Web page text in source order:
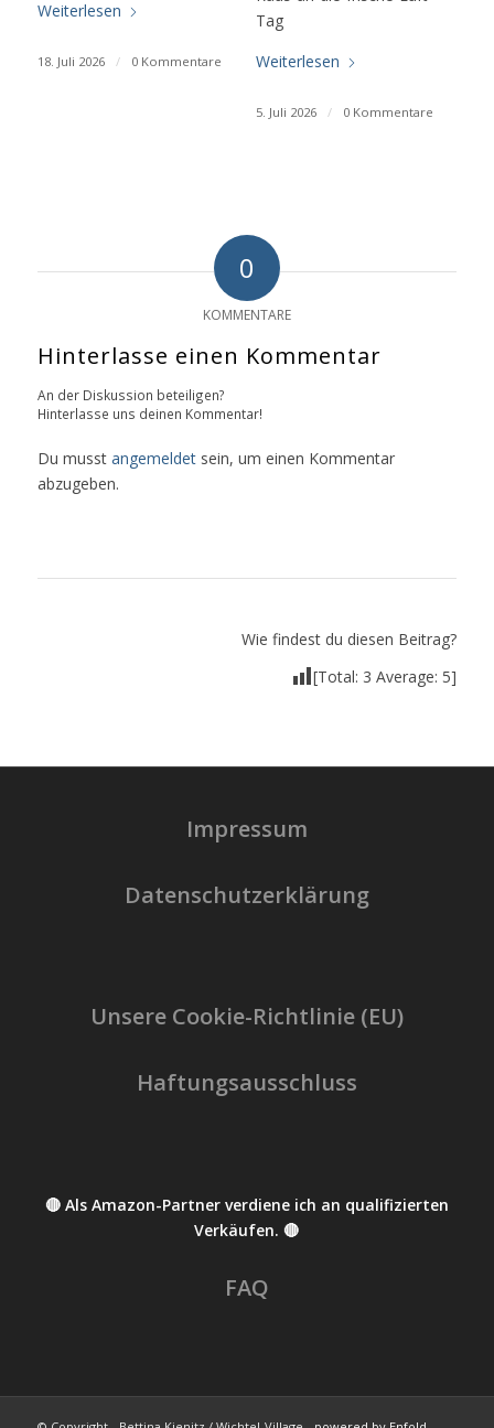
Weiterlesen
18. Juli 2026 / 0 Kommentare
Tag
Weiterlesen
5. Juli 2026 / 0 Kommentare
0
KOMMENTARE
Hinterlasse einen Kommentar
An der Diskussion beteiligen?
Hinterlasse uns deinen Kommentar!
Du musst angemeldetsein, um einen Kommentar
abzugeben.
Wie findest du diesen Beitrag?
[Total: 3 Average: 5]
Impressum
Datenschutzerklärung
Unsere Cookie-Richtlinie (EU)
Haftungsausschluss
🔴 Als Amazon-Partner verdiene ich an qualifizierten
Verkäufen. 🔴
FAQ